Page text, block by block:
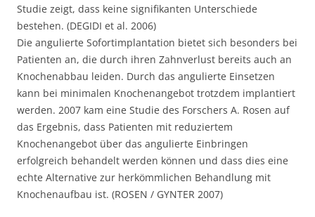
Studie zeigt, dass keine signifikanten Unterschiede
bestehen. (DEGIDI et al. 2006)
Die angulierte Sofortimplantation bietet sich besonders bei
Patienten an, die durch ihren Zahnverlust bereits auch an
Knochenabbau leiden. Durch das angulierte Einsetzen
kann bei minimalen Knochenangebot trotzdem implantiert
werden. 2007 kam eine Studie des Forschers A. Rosen auf
das Ergebnis, dass Patienten mit reduziertem
Knochenangebot über das angulierte Einbringen
erfolgreich behandelt werden können und dass dies eine
echte Alternative zur herkömmlichen Behandlung mit
Knochenaufbau ist. (ROSEN / GYNTER 2007)